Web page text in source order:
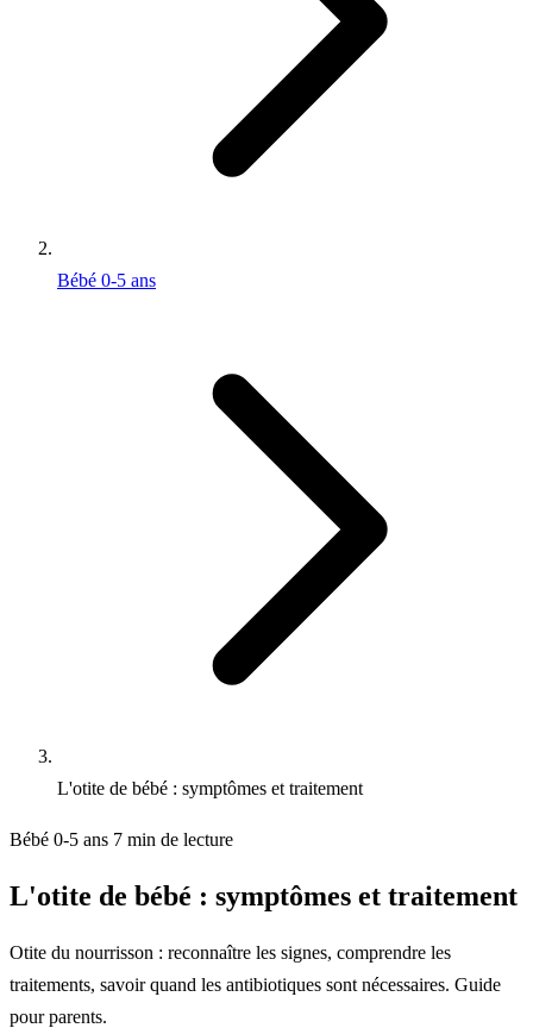
Bébé 0-5 ans
L'otite de bébé : symptômes et traitement
Bébé 0-5 ans 7 min de lecture
L'otite de bébé : symptômes et traitement
Otite du nourrisson : reconnaître les signes, comprendre les
traitements, savoir quand les antibiotiques sont nécessaires. Guide
pour parents.